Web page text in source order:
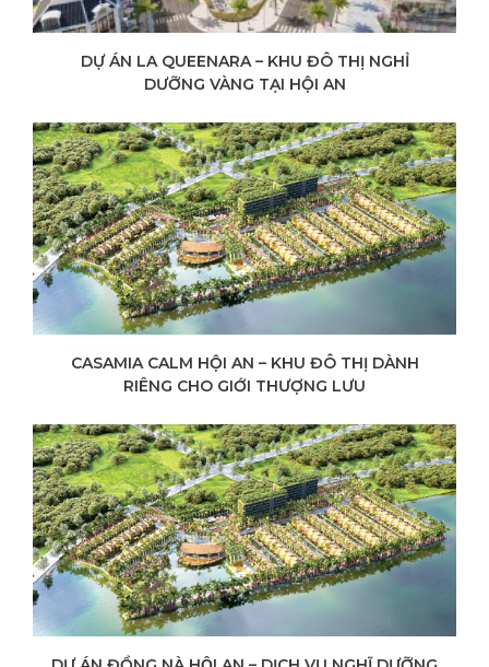
DỰ ÁN LA QUEENARA – KHU ĐÔ THỊ NGHỈ
DƯỠNG VÀNG TẠI HỘI AN
CASAMIA CALM HỘI AN – KHU ĐÔ THỊ DÀNH
RIÊNG CHO GIỚI THƯỢNG LƯU